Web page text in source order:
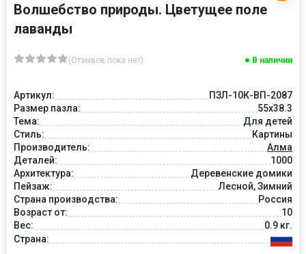
Волшебство природы. Цветущее поле
лаванды
(Отзывов пока нет) В наличии
Артикул:
ПЗЛ-10К-ВП-2087
Размер пазла:
55х38.3
Тема:
Для детей
Стиль:
Картины
Производитель:
Алма
Деталей:
1000
Архитектура:
Деревенские домики
Пейзаж:
Лесной, Зимний
Страна производства:
Россия
Возраст от:
10
Вес:
0.9 кг.
Страна: